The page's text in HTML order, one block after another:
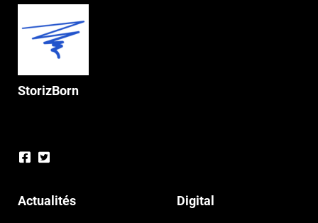
StorizBorn
Actualités Digital